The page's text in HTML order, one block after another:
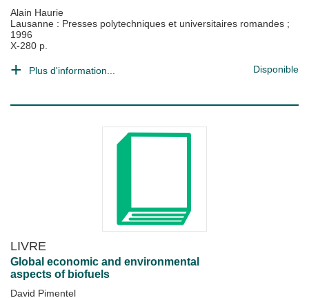
Alain Haurie
Lausanne : Presses polytechniques et universitaires romandes ;
1996
X-280 p.
Plus d'information... Disponible
LIVRE
Global economic and environmental
aspects of biofuels
David Pimentel